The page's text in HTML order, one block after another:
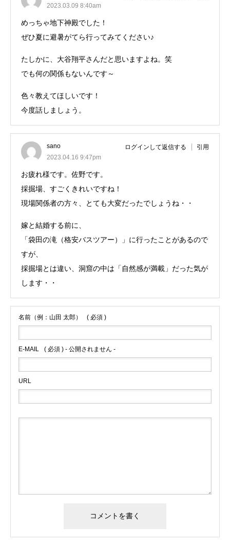
2023.03.09 8:40am
めっちゃ地下神殿でした！
ぜひ夏に避暑がてら行ってみてください♪
たしかに、大谷翔平さんだと思いますよね。笑
でも何の関係もないんです～
色々教えてほしいです！
今度話しましょう。
sano
2023.04.16 9:47pm
ログインして返信する 引用
お疲れ様です。佐野です。
採掘場、すごくきれいですね！
現場関係者の方々、とても大変だったでしょうね・・
嫁と結婚する前に、
「袋田の滝（格安バスツアー）」に行ったことがあるので
すが、
採掘場とは違い、洞窟の中は「自然感が満載」だった気が
します・・
名前（例：山田 太郎） ( 必須 )
E-MAIL ( 必須 ) - 公開されません -
URL